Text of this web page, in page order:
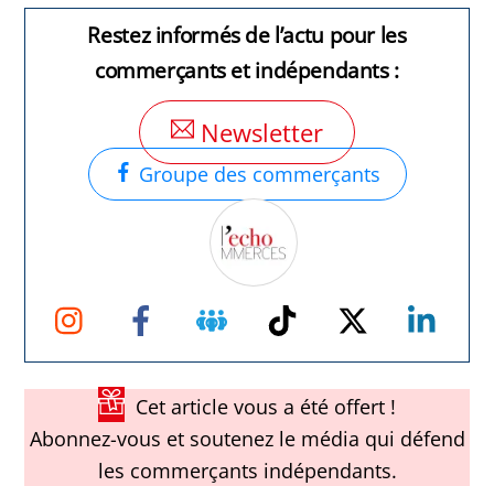
Restez informés de l’actu pour les
commerçants et indépendants :
Newsletter
Groupe des commerçants
Instagram Facebook Groupe
Facebook
TikTok Twitter
Cet article vous a été offert !
Abonnez-vous et soutenez le média qui défend
les commerçants indépendants.